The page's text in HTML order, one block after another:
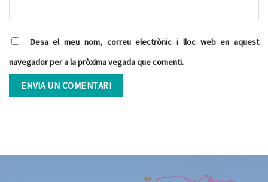
Desa el meu nom, correu electrònic i lloc web en aquest
navegador per a la pròxima vegada que comenti.